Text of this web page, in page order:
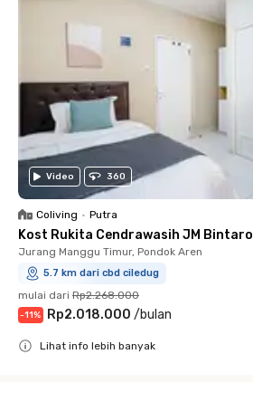
Video 360
Coliving • Putra
Kost Rukita Cendrawasih JM Bintaro
Jurang Manggu Timur, Pondok Aren
5.7 km dari cbd ciledug
mulai dari Rp2.268.000
-11% Rp2.018.000 /bulan
Lihat info lebih banyak